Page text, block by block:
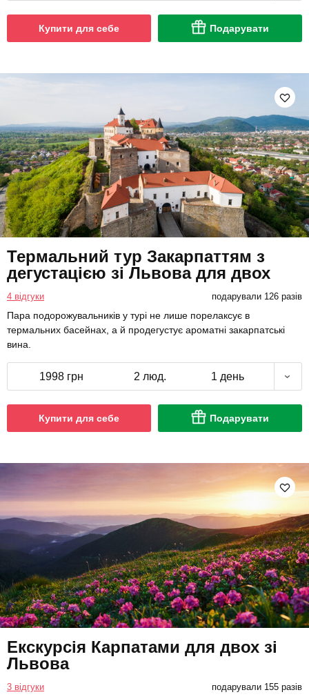
Купити для себе Подарувати
Термальний тур Закарпаттям з
дегустацією зі Львова для двох
4 відгуки подарували 126 разів
Пара подорожувальників у турі не лише порелаксує в
термальних басейнах, а й продегустує ароматні закарпатські
вина.
1998 грн 2 люд. 1 день
Купити для себе Подарувати
Екскурсія Карпатами для двох зі
Львова
3 відгуки подарували 155 разів